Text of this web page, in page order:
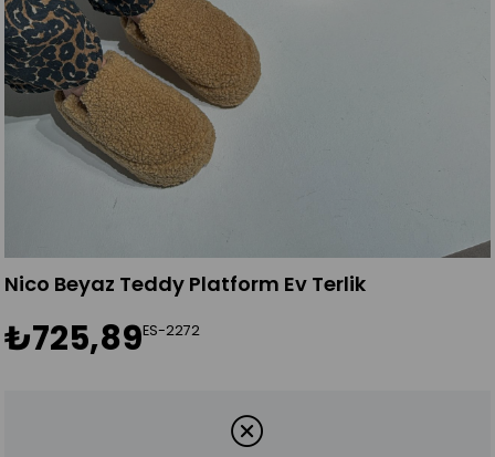
Nico Beyaz Teddy Platform Ev Terlik
₺725,89ES-2272